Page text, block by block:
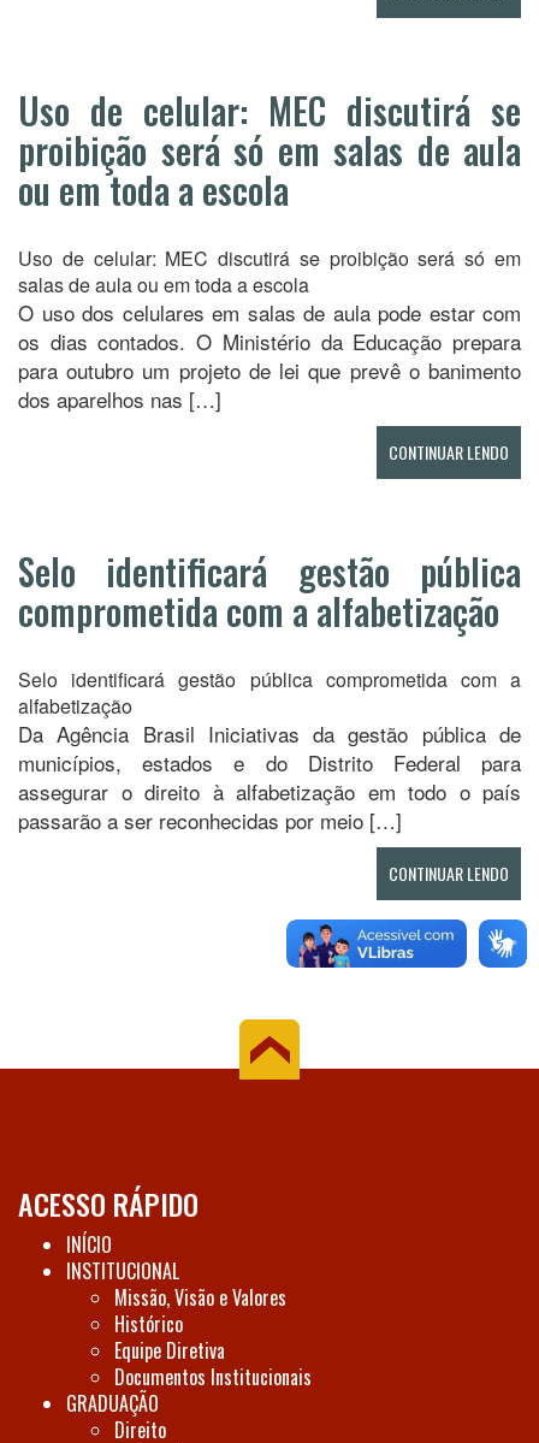
Uso de celular: MEC discutirá se
proibição será só em salas de aula
ou em toda a escola
Uso de celular: MEC discutirá se proibição será só em
salas de aula ou em toda a escola
O uso dos celulares em salas de aula pode estar com
os dias contados. O Ministério da Educação prepara
para outubro um projeto de lei que prevê o banimento
dos aparelhos nas […]
CONTINUAR LENDO
Selo identificará gestão pública
comprometida com a alfabetização
Selo identificará gestão pública comprometida com a
alfabetização
Da Agência Brasil Iniciativas da gestão pública de
municípios, estados e do Distrito Federal para
assegurar o direito à alfabetização em todo o país
passarão a ser reconhecidas por meio […]
CONTINUAR LENDO
ACESSO RÁPIDO
INÍCIO
INSTITUCIONAL
Missão, Visão e Valores
Histórico
Equipe Diretiva
Documentos Institucionais
GRADUAÇÃO
Direito